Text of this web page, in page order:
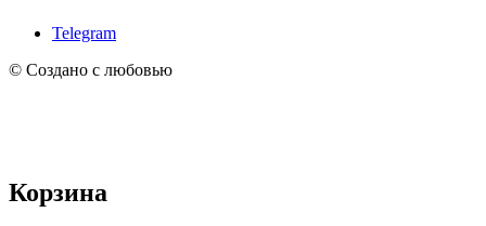
Telegram
© Создано с любовью
Корзина